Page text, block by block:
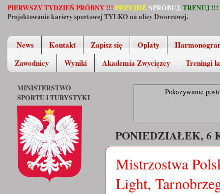
PIERWSZY TYDZIEŃ PRÓBNY !!! PRZYJDŹ,SPRÓBUJ,TRENUJ !!!
Projektowanie kariery sportowej TYLKO na ulicy Dworcowej.
News Kontakt Zapisz się Opłaty
Zawodnicy
Wyniki Akademia Zwycięzcy Treningi
Pokazywanie
PONIEDZIAŁEK, 6
Mistrzostwa
Light,
MINISTERSTWO
SPORTU I TURYSTYKI